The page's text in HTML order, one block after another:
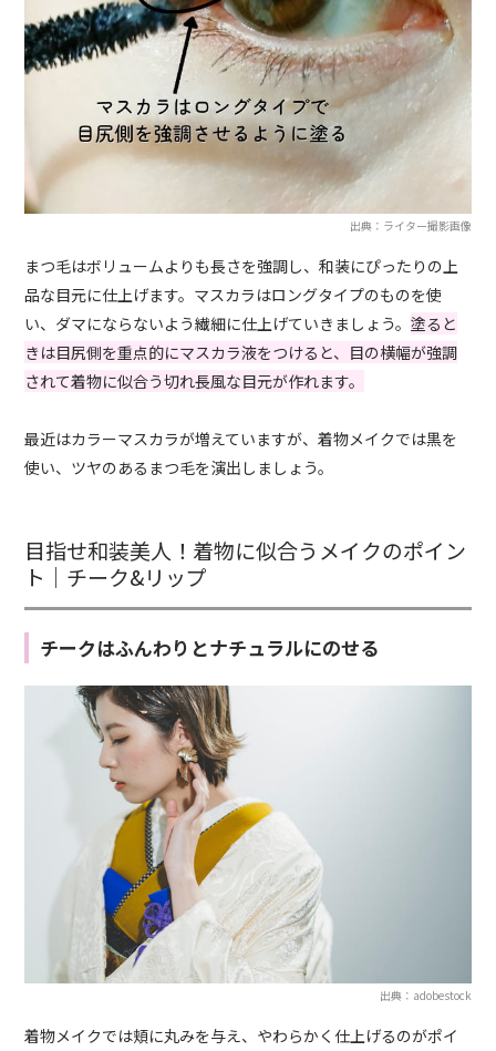
出典：ライター撮影画像
まつ毛はボリュームよりも長さを強調し、和装にぴったりの上
品な目元に仕上げます。マスカラはロングタイプのものを使
い、ダマにならないよう繊細に仕上げていきましょう。塗ると
きは目尻側を重点的にマスカラ液をつけると、目の横幅が強調
されて着物に似合う切れ長風な目元が作れます。
最近はカラーマスカラが増えていますが、着物メイクでは黒を
使い、ツヤのあるまつ毛を演出しましょう。
目指せ和装美人！着物に似合うメイクのポイン
ト｜チーク&リップ
チークはふんわりとナチュラルにのせる
出典：adobestock
着物メイクでは頬に丸みを与え、やわらかく仕上げるのがポイ